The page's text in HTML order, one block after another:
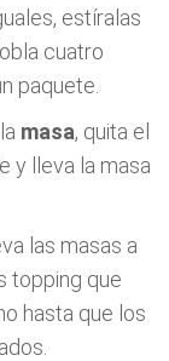
estíralas
cuatro
paquete.
masa, quita el
y lleva la masa
las masas a
topping que
hasta que los